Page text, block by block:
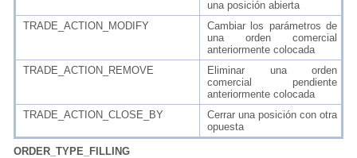
una posición abierta
TRADE_ACTION_MODIFY
Cambiar los parámetros de
una orden comercial
anteriormente colocada
TRADE_ACTION_REMOVE
Eliminar una orden
comercial pendiente
anteriormente colocada
TRADE_ACTION_CLOSE_BY
Cerrar una posición con otra
opuesta
ORDER_TYPE_FILLING